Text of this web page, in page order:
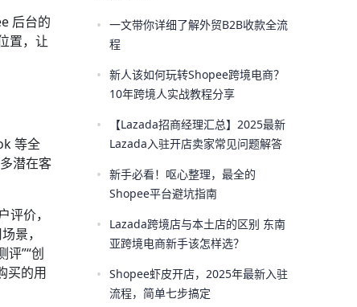
后台的
置，让
等全
潜在客
价，
景，
评”“创
买的用
• 一文带你详细了解外贸B2B收款全流
程
• 新人该如何玩转Shopee跨境电商？
10年跨境人实战教程分享
•
【Lazada招商经理汇总】2025最新
Lazada入驻开店卖家常见问题解答
• 新手必看！呕心整理，最全的
Shopee平台避坑指南
•
Lazada跨境店与本土店的区别 东南
亚跨境电商新手该怎样选？
• Shopee虾皮开店，2025年最新入驻
流程，简单七步搞定